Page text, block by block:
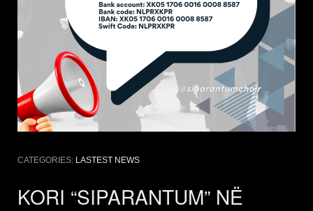
CATEGORIES: LASTEST NEWS
KORI “SIPARANTUM” NË